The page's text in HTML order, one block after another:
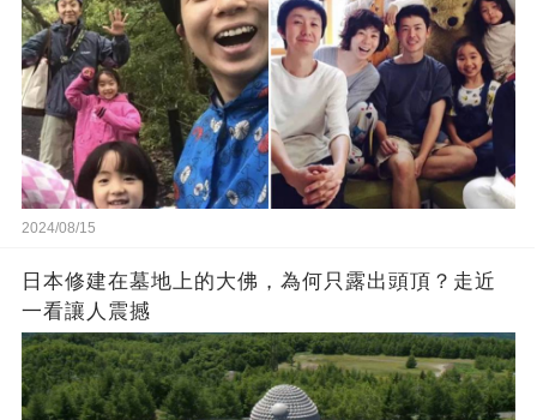
2024/08/15
日本修建在墓地上的大佛，為何只露出頭頂？走近
一看讓人震撼